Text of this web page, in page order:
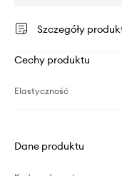
Szczegóły
Cechy produktu
Elastyczność
Dane produktu